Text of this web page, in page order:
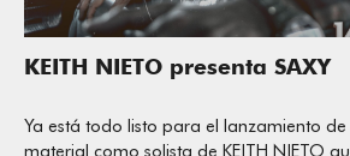
KEITH NIETO presenta SAXY
Ya está todo listo para el lanzamiento de
material como solista de KEITH NIETO